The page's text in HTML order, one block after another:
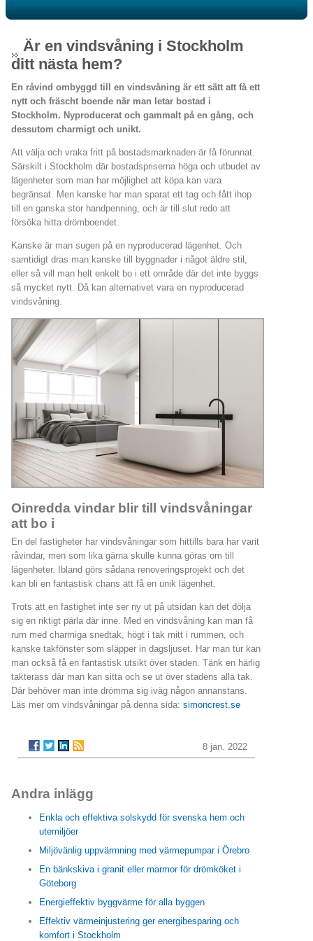
Är en vindsvåning i Stockholm
ditt nästa hem?
En råvind ombyggd till en vindsvåning är ett sätt att få ett
nytt och fräscht boende när man letar bostad i
Stockholm. Nyproducerat och gammalt på en gång, och
dessutom charmigt och unikt.
Att välja och vraka fritt på bostadsmarknaden är få förunnat.
Särskilt i Stockholm där bostadspriserna höga och utbudet av
lägenheter som man har möjlighet att köpa kan vara
begränsat. Men kanske har man sparat ett tag och fått ihop
till en ganska stor handpenning, och är till slut redo att
försöka hitta drömboendet.
Kanske är man sugen på en nyproducerad lägenhet. Och
samtidigt dras man kanske till byggnader i något äldre stil,
eller så vill man helt enkelt bo i ett område där det inte byggs
så mycket nytt. Då kan alternativet vara en nyproducerad
vindsvåning.
Oinredda vindar blir till vindsvåningar
att bo i
En del fastigheter har vindsvåningar som hittills bara har varit
råvindar, men som lika gärna skulle kunna göras om till
lägenheter. Ibland görs sådana renoveringsprojekt och det
kan bli en fantastisk chans att få en unik lägenhet.
Trots att en fastighet inte ser ny ut på utsidan kan det dölja
sig en riktigt pärla där inne. Med en vindsvåning kan man få
rum med charmiga snedtak, högt i tak mitt i rummen, och
kanske takfönster som släpper in dagsljuset. Har man tur kan
man också få en fantastisk utsikt över staden. Tänk en härlig
takterass där man kan sitta och se ut över stadens alla tak.
Där behöver man inte drömma sig iväg någon annanstans.
Läs mer om vindsvåningar på denna sida: simoncrest.se
8 jan. 2022
Andra inlägg
Enkla och effektiva solskydd för svenska hem och
utemiljöer
Miljövänlig uppvärmning med värmepumpar i Örebro
En bänkskiva i granit eller marmor för drömköket i
Göteborg
Energieffektiv byggvärme för alla byggen
Effektiv värmeinjustering ger energibesparing och
komfort i Stockholm